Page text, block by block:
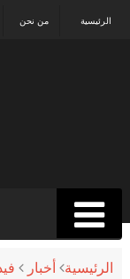
من نحن الرئيسية
الرئيسية أخبار